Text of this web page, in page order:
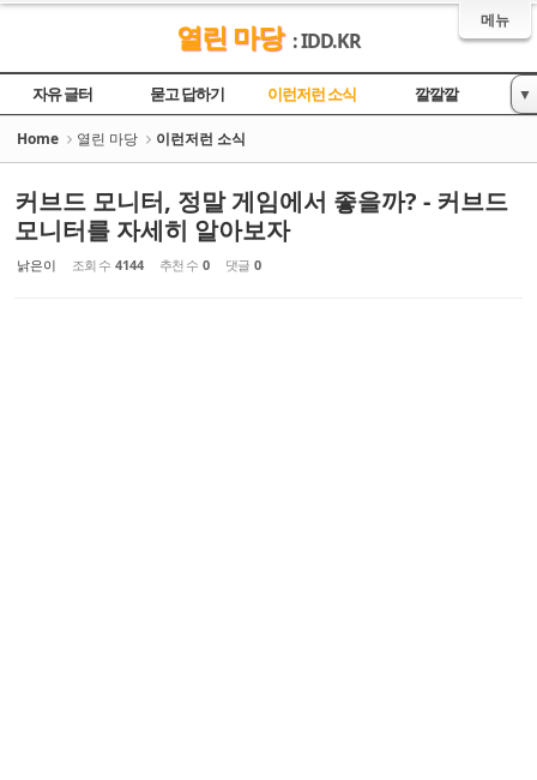
메뉴
열린 마당 : IDD.KR
자유 글터 묻고 답하기 이런저런 소식 깔깔깔
놀이터
▼
Home 열린 마당 이런저런 소식
커브드 모니터, 정말 게임에서 좋을까? - 커브드
모니터를 자세히 알아보자
낡은이 조회 수 4144 추천 수 0 댓글 0